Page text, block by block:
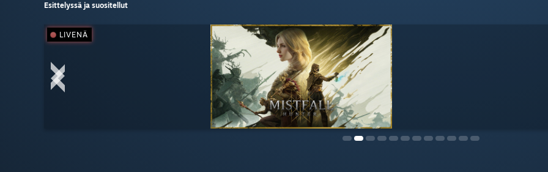
Esittelyssä ja suositellut
LIVENÄ